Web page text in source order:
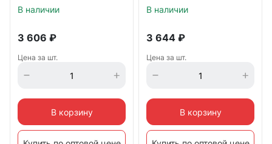
В наличии
3 606 ₽
Цена за шт.
В корзину
В наличии
3 644 ₽
Цена за шт.
В корзину